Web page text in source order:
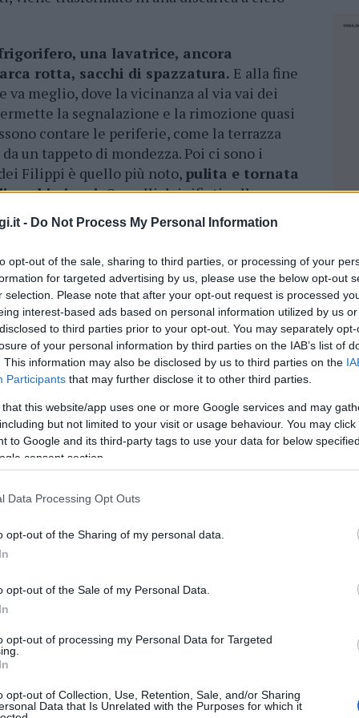
- Do Not Process My Personal Information
opt-out of the sale, sharing to third parties, or processing of your
for targeted advertising by us, please use the below opt-out
selection. Please note that after your opt-out request is processed
interest-based ads based on personal information utilized by us
to third parties prior to your opt-out. You may separately
of your personal information by third parties on the IAB’s list of
This information may also be disclosed by us to third parties on the
Participants that may further disclose it to other third parties.
that this website/app uses one or more Google services and may
but not limited to your visit or usage behaviour. You may
to Google and its third-party tags to use your data for below
consent section.
Data Processing Opt Outs
opt-out of the Sharing of my personal data.
opt-out of the Sale of my Personal Data.
opt-out of processing my Personal Data for Targeted
opt-out of Collection, Use, Retention, Sale, and/or Sharing
Data that Is Unrelated with the Purposes for which it
una lavatrice, ancora
rotta, sacchi di spazzatura. E alla fine
va meglio, dove la vicinanza al via vai dei
la segnalazione e la rimozione quasi
contare le periferie, come la terrazza
un tappeto di mondezza. Poi ci sono i
Filippi è quello più noto, pulita e tornata
pochi giorni.O quelli dei rifiuti sulle
cestini, ma senza metterli dentro.
intorno.
Ma accanto a queste situazioni
raccolta differenziata. Positivi e che
stato almeno in parte tracciato. “Solo nel
tonnellate di umido, 227 tonnellate di
del 2018 è positivo siamo sul
all’Ambiente Gesuino Satta -. Per ottenere la
il 75% e noi siamo sulla buona
sempre il massimo per ottenerla. Possiamo
civile”. Sono i numeri a parlare e la città
comunale è corsa, comunque, ai
la rotatoria di Murta Maria, dal lunedì al
tutta l’estate, sarà attivo l’ecocentro
Poi, verranno ulteriormente
soprattutto a migliorare il decoro
svuotamento dei cestini posti lungo le
utenti “itineranti”.
dei rifiuti d’estate abbiamo progettato
e Rudalza – prosegue Satta -. è in fase di
dare una data precisa di quando sarà attivo.